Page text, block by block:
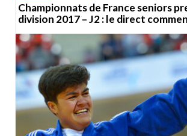
Championnats de France seniors
division 2017 – J2 : le direct